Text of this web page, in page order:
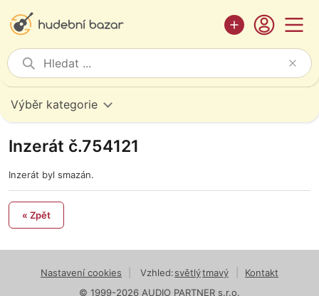
Výběr kategorie
Inzerát č.754121
Inzerát byl smazán.
« Zpět
Nastavení cookies Vzhled:světlýtmavý
Kontakt
© 1999-2026 AUDIO PARTNER s.r.o.